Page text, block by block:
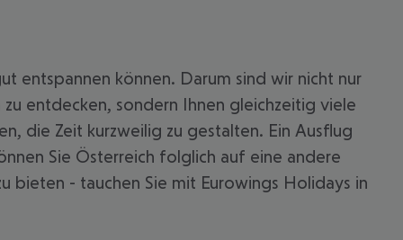
entspannen können. Darum sind wir nicht nur
entdecken, sondern Ihnen gleichzeitig viele
die Zeit kurzweilig zu gestalten. Ein Ausflug
Sie Österreich folglich auf eine andere
bieten - tauchen Sie mit Eurowings Holidays in